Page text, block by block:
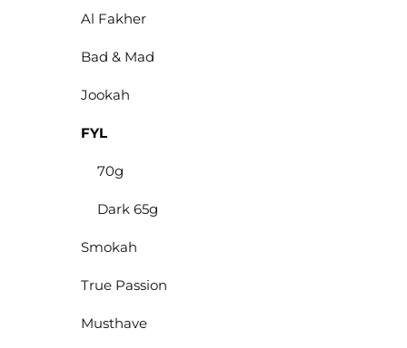
Al Fakher
Bad & Mad
Jookah
FYL
70g
Dark 65g
Smokah
True Passion
Musthave